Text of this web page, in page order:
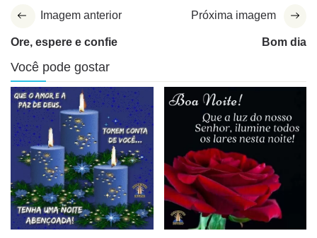
Imagem anterior
Ore, espere e confie
Próxima imagem
Bom dia
Você pode gostar